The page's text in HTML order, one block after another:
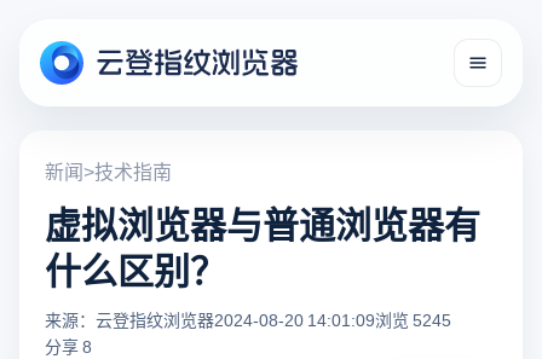
新闻>技术指南
虚拟浏览器与普通浏览器有
什么区别？
来源：云登指纹浏览器2024-08-20 14:01:09浏览 5245
分享 8